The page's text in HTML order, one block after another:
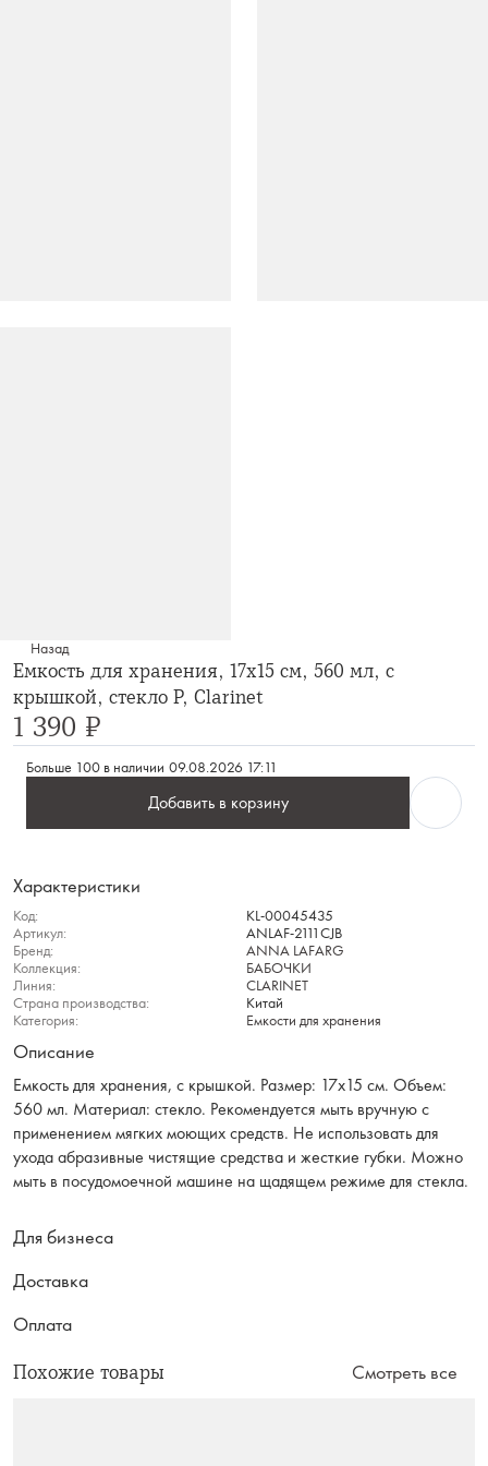
Назад
Емкость для хранения, 17х15 см, 560 мл, с
крышкой, стекло Р, Clarinet
1 390 ₽
Больше 100 в наличии 09.08.2026 17:11
Добавить в корзину
Характеристики
Код:
KL-00045435
Артикул:
ANLAF-2111CJB
Бренд:
ANNA LAFARG
Коллекция:
БАБОЧКИ
Линия:
CLARINET
Страна производства:
Китай
Категория:
Емкости для хранения
Описание
Емкость для хранения, с крышкой. Размер: 17х15 см. Объем:
560 мл. Материал: стекло. Рекомендуется мыть вручную с
применением мягких моющих средств. Не использовать для
ухода абразивные чистящие средства и жесткие губки. Можно
мыть в посудомоечной машине на щадящем режиме для стекла.
Для бизнеса
Доставка
Оплата
Похожие товары Смотреть все